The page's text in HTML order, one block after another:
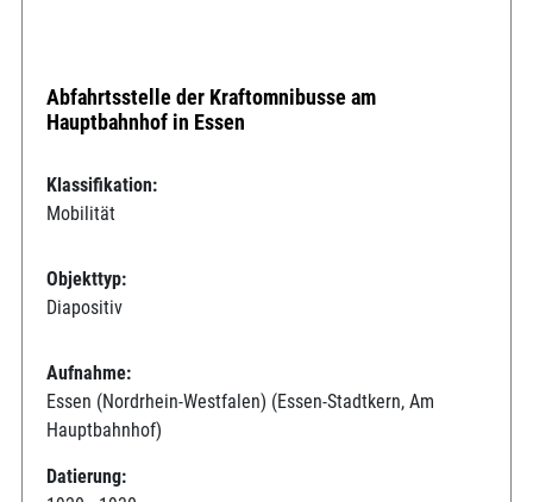
Abfahrtsstelle der Kraftomnibusse am
Hauptbahnhof in Essen
Klassifikation:
Mobilität
Objekttyp:
Diapositiv
Aufnahme:
Essen (Nordrhein-Westfalen) (Essen-Stadtkern, Am
Hauptbahnhof)
Datierung: